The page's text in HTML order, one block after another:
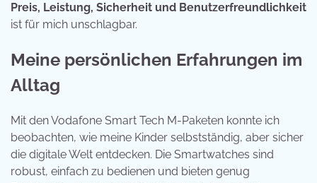
Preis, Leistung, Sicherheit und Benutzerfreundlichkeit
ist für mich unschlagbar.
Meine persönlichen Erfahrungen im
Alltag
Mit den Vodafone Smart Tech M-Paketen konnte ich
beobachten, wie meine Kinder selbstständig, aber sicher
die digitale Welt entdecken. Die Smartwatches sind
robust, einfach zu bedienen und bieten genug